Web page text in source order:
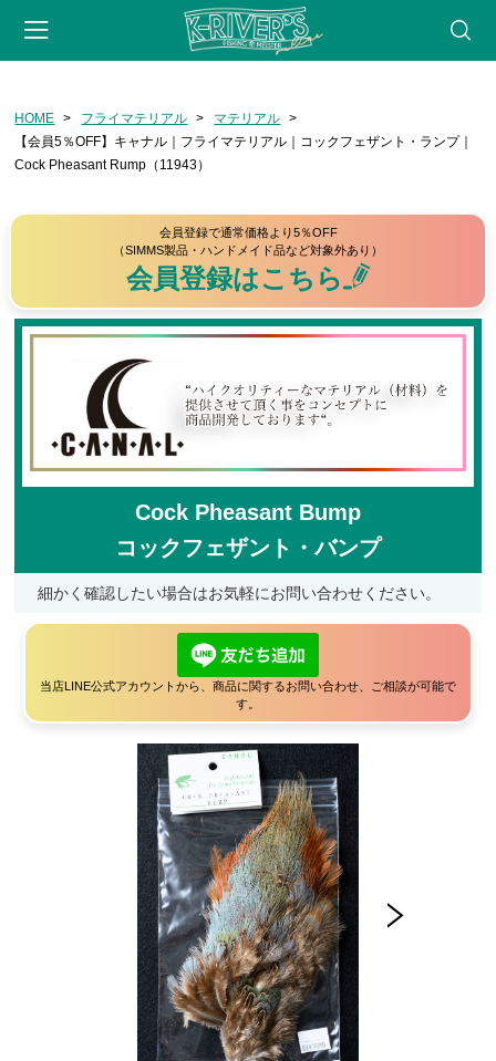
会員登録 マイページ カート
CATEGORY
フライフィッシング
リール
フライライン
リーダー・ティペット
フライ用アクセサリー
タイイングツール
フライマテリアル
マテリアル（コンプリート）
マテリアル（スレッド・ティンセル系）
ハンドメイドルアー
管釣りルアー
ルアーケース
ランディングネット
ランディングネット
マグネットリリーサー
HOME フライマテリアル
マテリアル
【会員5％OFF】キャナル｜フライマテリアル｜コックフェザント・ランプ｜
Cock Pheasant Rump（11943）
会員登録で通常価格より5％OFF
（SIMMS製品・ハンドメイド品など対象外あり）
会員登録はこちら
Cock Pheasant Bump
コックフェザント・バンプ
細かく確認したい場合はお気軽にお問い合わせください。
当店LINE公式アカウントから、商品に関するお問い合わせ、ご相談が可能で
す。